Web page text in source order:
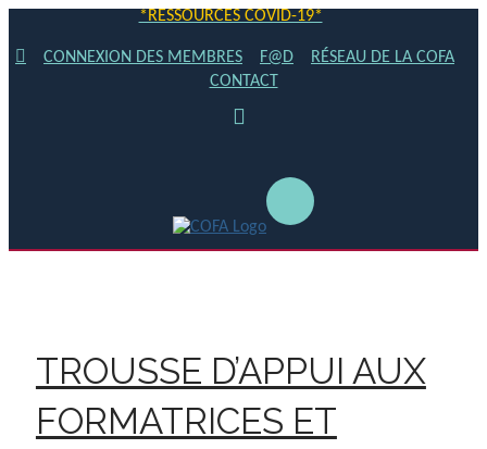
*RESSOURCES COVID-19*
CONNEXION DES MEMBRES F@D
RÉSEAU DE LA COFA
CONTACT
TROUSSE D’APPUI AUX
FORMATRICES ET